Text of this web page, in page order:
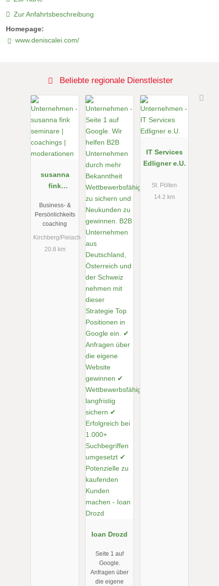
Zur Anfahrtsbeschreibung
Homepage:
www.deniscalei.com/
Beliebte regionale Dienstleister
susanna
fink
coachings |
Business- &
Persönlichkeits
coaching
Kirchberg/Pielach
20.8 km
Ioan Drozd
Seite 1 auf
Google.
Anfragen über
die eigene
IT Services
Edligner e.U.
St. Pölten
14.2 km